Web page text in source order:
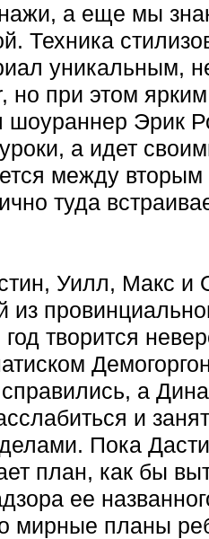
а еще мы
Техника
уникальным,
но при этом
шоураннер Эрик
а идет
между
туда
Уилл, Макс и
из
творится
а
и
Пока
план, как бы
ее
мирные планы